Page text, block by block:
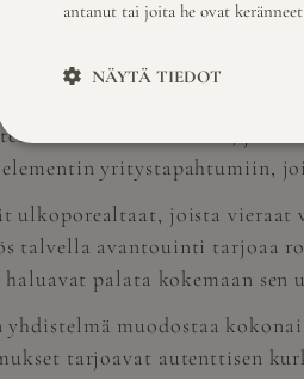
yhteisöllisyys ja
jäljitellä modernissa
mystinen tunnelma luo
tiimin kesken, ja
elementin yritystapahtumiin,
ulkoporealtaat, joista
talvella avantouinti tarjoaa
palata kokemaan sen
yhdistelmä muodostaa
tarjoavat autenttisen
antanut tai joita he ovat
NÄYTÄ TIEDOT